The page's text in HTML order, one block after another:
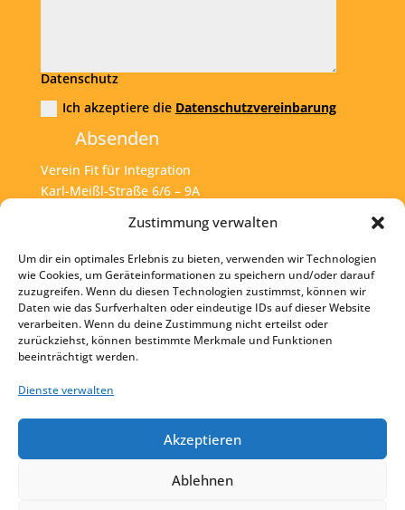
Zustimmung verwalten
Um dir ein optimales Erlebnis zu bieten, verwenden wir Technologien
wie Cookies, um Geräteinformationen zu speichern und/oder darauf
zuzugreifen. Wenn du diesen Technologien zustimmst, können wir
Daten wie das Surfverhalten oder eindeutige IDs auf dieser Website
verarbeiten. Wenn du deine Zustimmung nicht erteilst oder
zurückziehst, können bestimmte Merkmale und Funktionen
beeinträchtigt werden.
Dienste verwalten
Akzeptieren
Ablehnen
Datenschutz
Ich akzeptiere die Datenschutzvereinbarung
Absenden
Verein Fit für Integration
Karl-Meißl-Straße 6/6 – 9A
Tel:+43 1 925 77 46
Mail: office@fit4int.at
Startseite
Kontakt
Impressum